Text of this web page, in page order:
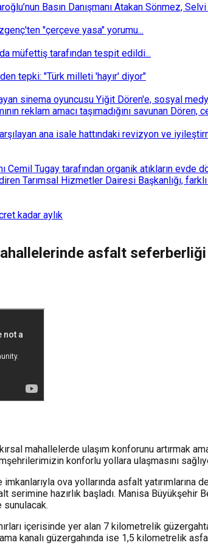
Basın Danışmanı Atakan Sönmez,
"çerçeve yasa" yorumu...
müfettiş tarafından tespit edildi...
tepki: "Türk milleti 'hayır' diyor"
sinema oyuncusu Yiğit Dören'e, sosyal
reklam amacı taşımadığını savunan Dören,
ana isale hattındaki revizyon ve
Cemil Tugay tarafından organik atıkların
Tarımsal Hizmetler Dairesi Başkanlığı,
kadar aylık
asfalt
mahallelerde ulaşım konforunu artırmak
konforlu yollara ulaşmasını
ova yollarında asfalt
serimine hazırlık başladı. Manisa
sunulacak.
içerisinde yer alan 7 kilometrelik
kanalı güzergahında ise 1,5 kilometrelik